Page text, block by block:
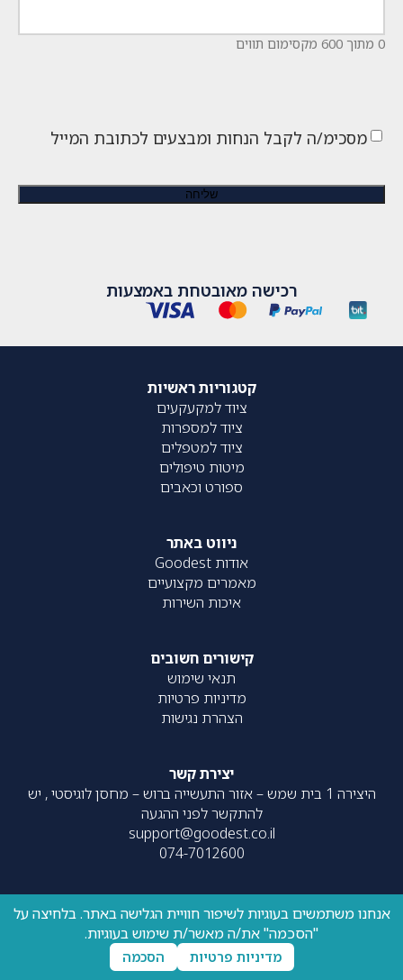
0 מתוך 600 מקסימום תווים
מסכימ/ה לקבל הנחות ומבצעים לכתובת המייל
רכישה מאובטחת באמצעות
קטגוריות ראשיות
ציוד למקעקעים
ציוד למספרות
ציוד למטפלים
מיטות טיפולים
ספורט וכאבים
ניווט באתר
אודות Goodest
מאמרים מקצועיים
איכות השירות
קישורים חשובים
תנאי שימוש
מדיניות פרטיות
הצהרת נגישות
יצירת קשר
היצירה 1 בית שמש – אזור התעשייה ברוש – מחסן לוגיסטי , יש
להתקשר לפני ההגעה
support@goodest.co.il
074-7012600
כל הזכויות שמורות – 2020- עוצב על ידיresolve| פותח על ידי
UpNext
אנחנו משתמשים בעוגיות לשיפור חוויית הגלישה באתר. בלחיצה על
"הסכמה" את/ה מאשר/ת שימוש בעוגיות.
מדיניות פרטיות הסכמה